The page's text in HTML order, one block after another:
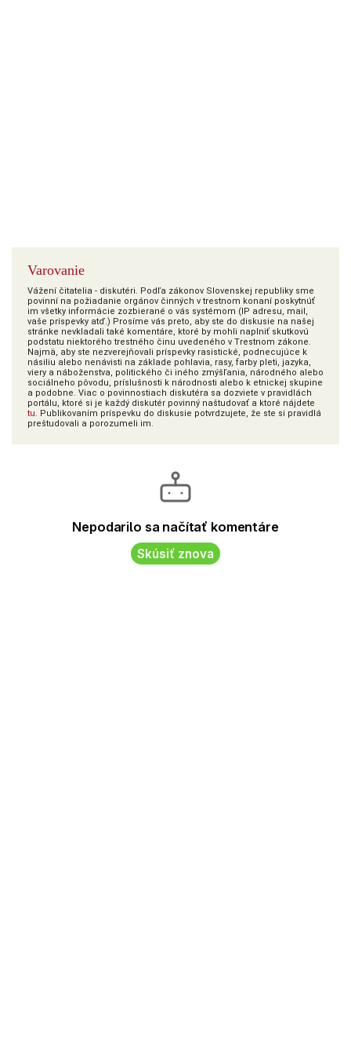
Varovanie
Vážení čitatelia - diskutéri. Podľa zákonov Slovenskej republiky sme
povinní na požiadanie orgánov činných v trestnom konaní poskytnúť
im všetky informácie zozbierané o vás systémom (IP adresu, mail,
vaše príspevky atď.) Prosíme vás preto, aby ste do diskusie na našej
stránke nevkladali také komentáre, ktoré by mohli naplniť skutkovú
podstatu niektorého trestného činu uvedeného v Trestnom zákone.
Najmä, aby ste nezverejňovali príspevky rasistické, podnecujúce k
násiliu alebo nenávisti na základe pohlavia, rasy, farby pleti, jazyka,
viery a náboženstva, politického či iného zmýšľania, národného alebo
sociálneho pôvodu, príslušnosti k národnosti alebo k etnickej skupine
a podobne. Viac o povinnostiach diskutéra sa dozviete v pravidlách
portálu, ktoré si je každý diskutér povinný naštudovať a ktoré nájdete
tu. Publikovaním príspevku do diskusie potvrdzujete, že ste si pravidlá
preštudovali a porozumeli im.